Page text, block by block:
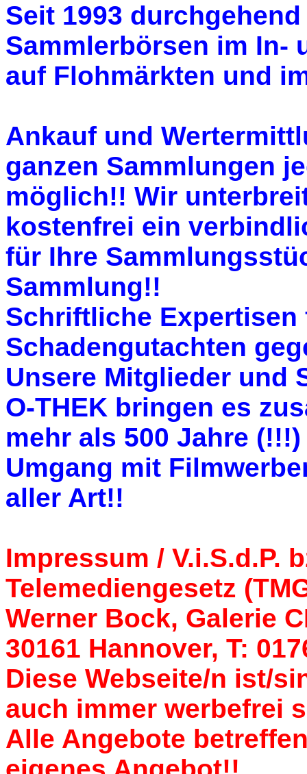
Seit 1993
Sammlerbörsen im In-
auf Flohmärkten und
Ankauf und
ganzen Sammlungen
möglich!! Wir
kostenfrei ein
für Ihre
Sammlung!!
Schriftliche
Schadengutachten
Unsere Mitglieder und
O-THEK bringen es
mehr als 500 Jahre
Umgang mit
aller Art!!
Impressum / V.i.S.d.P.
Telemediengesetz
Werner Bock, Galerie
30161 Hannover, T:
Diese Webseite/n ist/
auch immer werbefrei
Alle Angebote